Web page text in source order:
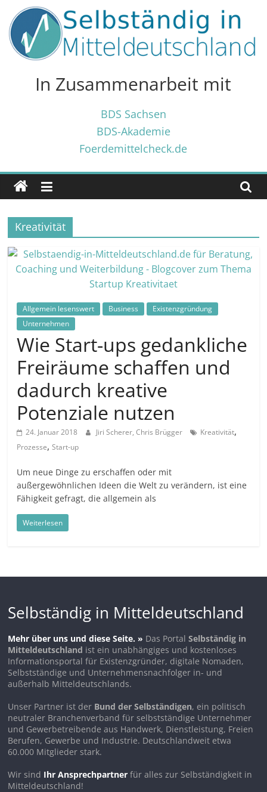
Inhalt
springen
Selbständig
Mitteldeutschland
Tricks
✓
für
und
Gründer
✓
Mitteldeutschlands
In Zusammenarbeit mit
BDS Sachsen
BDS-Akademie
Foerdemittelcheck.de
Kreativität
Allgemein lesenswert Business
Existenzgründung
Unternehmen
Wie Start-ups gedankliche
Freiräume schaffen und
dadurch kreative
Potenziale nutzen
24. Januar 2018 Jiri Scherer, Chris Brügger Kreativität,
Prozesse,Start-up
Um neue Dinge zu erschaffen oder mit
außergewöhnlichen Ideen die Welt zu verändern, ist eine
Fähigkeit gefragt, die allgemein als
Weiterlesen
Selbständig in Mitteldeutschland
Mehr über uns und diese Seite. » Das PortalSelbständig in
Mitteldeutschland ist ein unabhängiges und kostenloses
Informationsportal für Existenzgründer, digitale Nomaden,
Selbstständige und Unternehmensnachfolger in- und
außerhalb Mitteldeutschlands.
Unser Partner ist der Bund der Selbständigen, ein politisch
neutraler Branchenverband für selbstständige Unternehmer
und Gewerbetreibende aus Handwerk, Dienstleistung, Freien
Berufen, Gewerbe und Industrie. Deutschlandweit etwa
60.000 Mitglieder stark.
Wir sind Ihr Ansprechpartner für alles zur Selbständigkeit in
Mitteldeutschland!